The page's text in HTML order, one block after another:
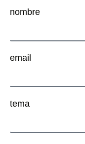
nombre
email
tema